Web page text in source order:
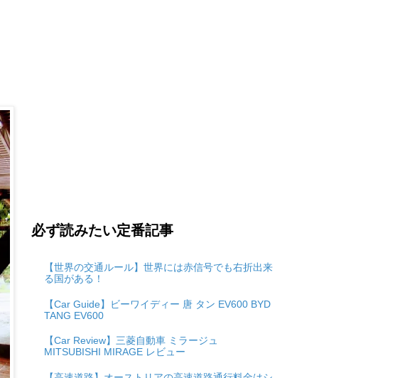
必ず読みたい定番記事
【世界の交通ルール】世界には赤信号でも右折出来
る国がある！
【Car Guide】ビーワイディー 唐 タン EV600 BYD
TANG EV600
【Car Review】三菱自動車 ミラージュ
MITSUBISHI MIRAGE レビュー